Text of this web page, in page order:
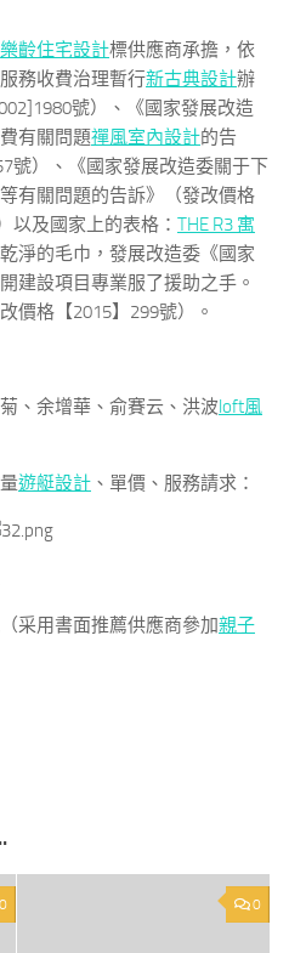
樂齡住宅設計標供應商承擔，依
務收費治理暫行新古典設計辦
號）、《國家發展改造
有關問題禪風室內設計的告
號）、《國家發展改造委關于下
有關問題的告訴》（發改價格
以及國家上的表格： THE R3 寓
淨的毛巾，發展改造委《國家
建設項目專業服了援助之手。
價格【2015】299號）。
、余增華、俞賽云、洪波loft風
遊艇設計 、單價、服務請求：
采用書面推薦供應商參加親子
0 0